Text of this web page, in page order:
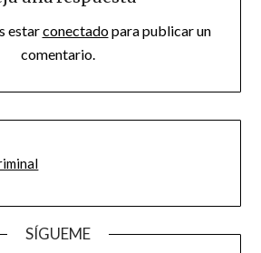
estarconectadopara publicar un
comentario.
SÍGUEME